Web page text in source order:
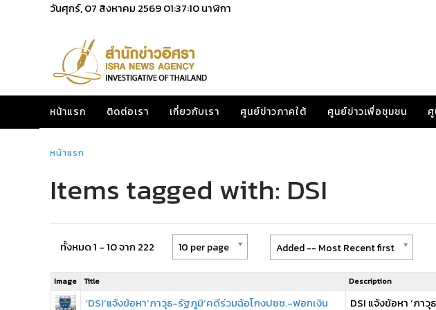
วันศุกร์, 07 สิงหาคม 256901:37:10นาฬิกา
หน้าแรก ติดต่อเรา เกี่ยวกับเรา ศูนย์ข่าวภาคใต้ ศูนย์ข่าวเพื่อชุมชน
หน้าแรก
Items tagged with: DSI
ทั้งหมด 1 - 10 จาก 222 10 per page Added -- Most Recent first
Image Title Description
‘DSI’แจ้งข้อหา‘ภาวุธ-รัฐภูมิ’คดีร่วมฉ้อโกงปชช.-ฟอกเงิน DSI แจ้งข้อหา ‘ภ